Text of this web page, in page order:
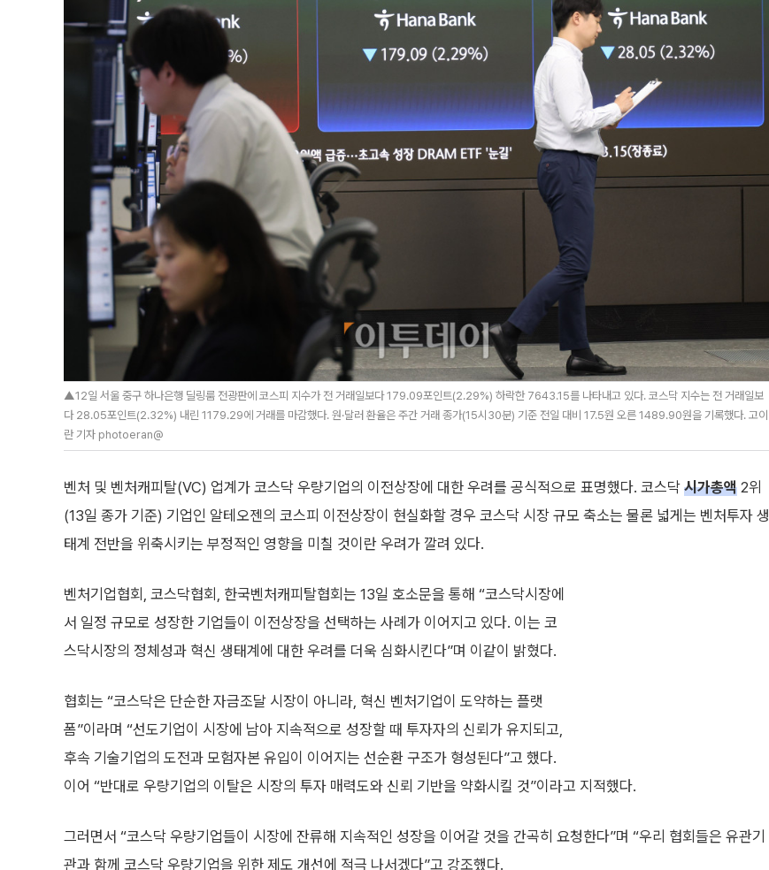
▲12일 서울 중구 하나은행 딜링룸 전광판에 코스피 지수가 전 거래일보다 179.09포인트(2.29%) 하락한 7643.15를 나타내고 있다. 코스닥 지수는 전 거래일보
다 28.05포인트(2.32%) 내린 1179.29에 거래를 마감했다. 원·달러 환율은 주간 거래 종가(15시30분) 기준 전일 대비 17.5원 오른 1489.90원을 기록했다. 고이
란 기자 photoeran@
벤처 및 벤처캐피탈(VC) 업계가 코스닥 우량기업의 이전상장에 대한 우려를 공식적으로 표명했다. 코스닥 시가총액 2위
(13일 종가 기준) 기업인 알테오젠의 코스피 이전상장이 현실화할 경우 코스닥 시장 규모 축소는 물론 넓게는 벤처투자 생
태계 전반을 위축시키는 부정적인 영향을 미칠 것이란 우려가 깔려 있다.
벤처기업협회, 코스닥협회, 한국벤처캐피탈협회는 13일 호소문을 통해 “코스닥시장에
서 일정 규모로 성장한 기업들이 이전상장을 선택하는 사례가 이어지고 있다. 이는 코
스닥시장의 정체성과 혁신 생태계에 대한 우려를 더욱 심화시킨다”며 이같이 밝혔다.
협회는 “코스닥은 단순한 자금조달 시장이 아니라, 혁신 벤처기업이 도약하는 플랫
폼”이라며 “선도기업이 시장에 남아 지속적으로 성장할 때 투자자의 신뢰가 유지되고,
후속 기술기업의 도전과 모험자본 유입이 이어지는 선순환 구조가 형성된다”고 했다.
이어 “반대로 우량기업의 이탈은 시장의 투자 매력도와 신뢰 기반을 약화시킬 것”이라고 지적했다.
그러면서 “코스닥 우량기업들이 시장에 잔류해 지속적인 성장을 이어갈 것을 간곡히 요청한다”며 “우리 협회들은 유관기
관과 함께 코스닥 우량기업을 위한 제도 개선에 적극 나서겠다”고 강조했다.